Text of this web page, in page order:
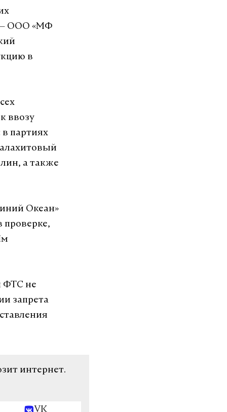
— ООО «МФ
в
ввозу
партиях
а также
Океан»
проверке,
ФТС не
запрета
интернет.
VK